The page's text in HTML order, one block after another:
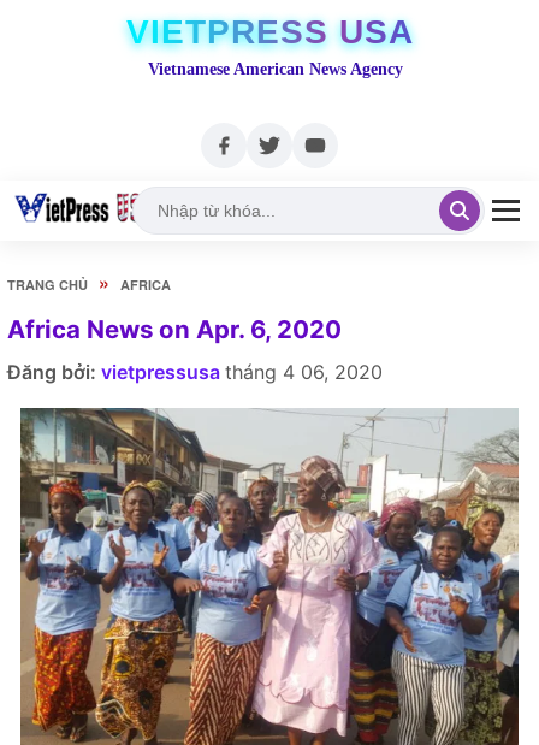
VIETPRESS USA
Vietnamese American News Agency
TRANG CHỦ » AFRICA
Africa News on Apr. 6, 2020
Đăng bởi: vietpressusa tháng 4 06, 2020